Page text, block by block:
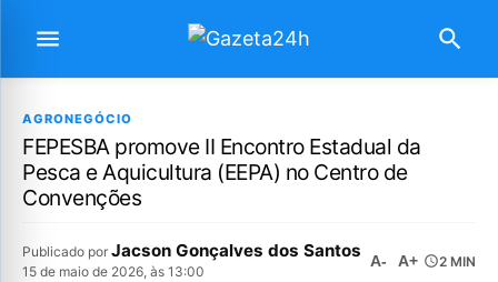
AGRONEGÓCIO
FEPESBA promove II Encontro Estadual da
Pesca e Aquicultura (EEPA) no Centro de
Convenções
Publicado por Jacson Gonçalves dos Santos
15 de maio de 2026, às 13:00
A- A+ 2 MIN